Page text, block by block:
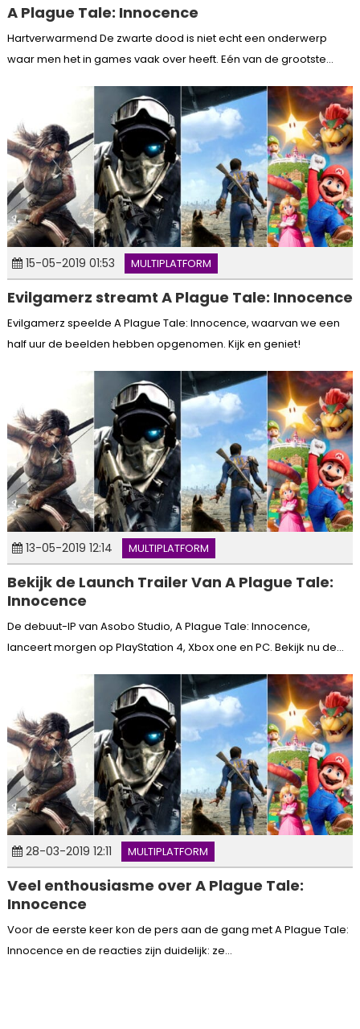
A Plague Tale: Innocence
Hartverwarmend De zwarte dood is niet echt een onderwerp
waar men het in games vaak over heeft. Eén van de grootste...
15-05-2019 01:53 MULTIPLATFORM
Evilgamerz streamt A Plague Tale: Innocence
Evilgamerz speelde A Plague Tale: Innocence, waarvan we een
half uur de beelden hebben opgenomen. Kijk en geniet!
13-05-2019 12:14 MULTIPLATFORM
Bekijk de Launch Trailer Van A Plague Tale:
Innocence
De debuut-IP van Asobo Studio, A Plague Tale: Innocence,
lanceert morgen op PlayStation 4, Xbox one en PC. Bekijk nu de...
28-03-2019 12:11 MULTIPLATFORM
Veel enthousiasme over A Plague Tale:
Innocence
Voor de eerste keer kon de pers aan de gang met A Plague Tale:
Innocence en de reacties zijn duidelijk: ze...